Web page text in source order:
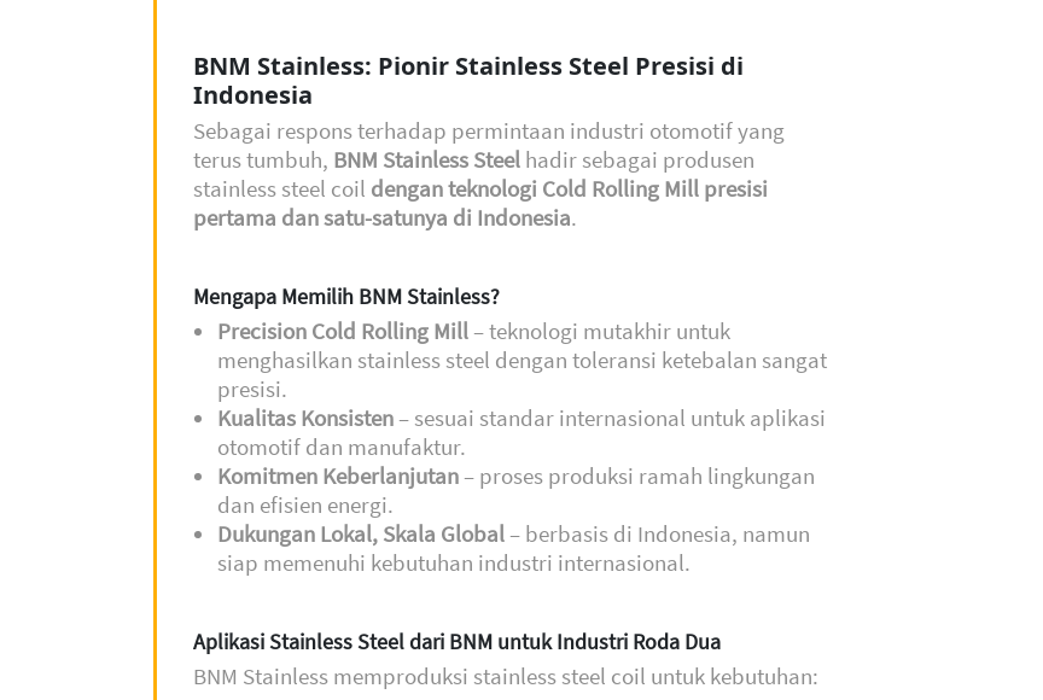
BNM Stainless: Pionir Stainless Steel Presisi di
Indonesia
Sebagai respons terhadap permintaan industri otomotif yang
terus tumbuh, BNM Stainless Steel hadir sebagai produsen
stainless steel coil dengan teknologi Cold Rolling Mill presisi
pertama dan satu-satunya di Indonesia.
Mengapa Memilih BNM Stainless?
Precision Cold Rolling Mill– teknologi mutakhir untuk
menghasilkan stainless steel dengan toleransi ketebalan sangat
presisi.
Kualitas Konsisten– sesuai standar internasional untuk aplikasi
otomotif dan manufaktur.
Komitmen Keberlanjutan– proses produksi ramah lingkungan
dan efisien energi.
Dukungan Lokal, Skala Global– berbasis di Indonesia, namun
siap memenuhi kebutuhan industri internasional.
Aplikasi Stainless Steel dari BNM untuk Industri Roda Dua
BNM Stainless memproduksi stainless steel coil untuk kebutuhan: